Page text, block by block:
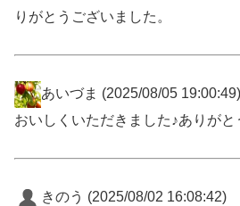
りがとうございました。
あいづま (2025/08/05 19:00:49)
おいしくいただきました♪ありが
きのう (2025/08/02 16:08:42)